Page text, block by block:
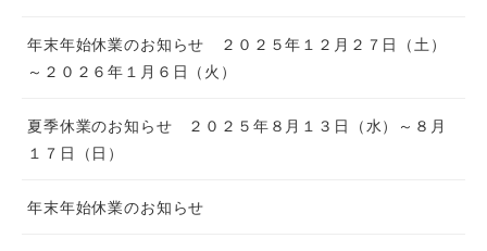
年末年始休業のお知らせ ２０２５年１２月２７日（土）
～２０２６年１月６日（火）
夏季休業のお知らせ ２０２５年８月１３日（水）～８月
１７日（日）
年末年始休業のお知らせ